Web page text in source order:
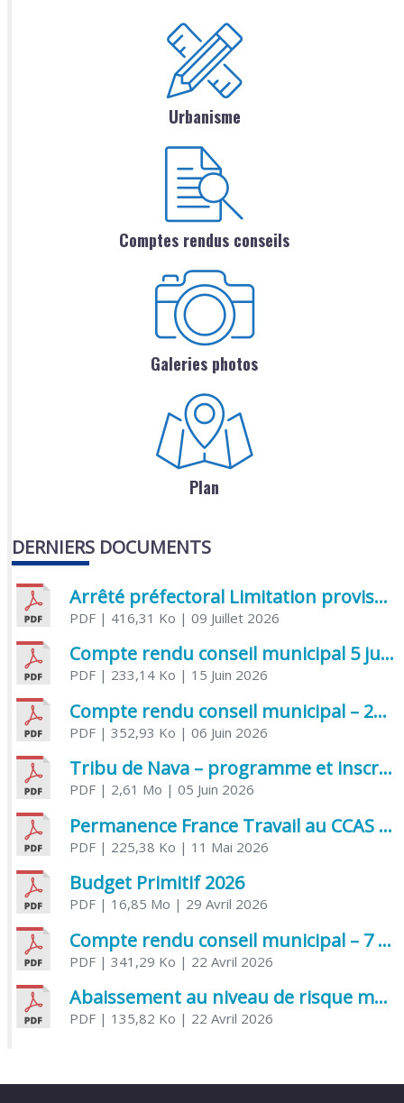
Urbanisme
Comptes rendus conseils
Galeries photos
Plan
DERNIERS DOCUMENTS
Arrêté préfectoral Limitation provisoire des usages de l’eau
PDF| 416,31 Ko | 09 Juillet 2026
Compte rendu conseil municipal 5 juin 2026 sénatoriale
PDF| 233,14 Ko | 15 Juin 2026
Compte rendu conseil municipal – 21 avril 2026
PDF| 352,93 Ko | 06 Juin 2026
Tribu de Nava – programme et inscriptions été 2026
PDF| 2,61 Mo | 05 Juin 2026
Permanence France Travail au CCAS de Saujon Juin 2026
PDF| 225,38 Ko | 11 Mai 2026
Budget Primitif 2026
PDF| 16,85 Mo | 29 Avril 2026
Compte rendu conseil municipal – 7 avril 2026
PDF| 341,29 Ko | 22 Avril 2026
Abaissement au niveau de risque modéré de l’Influenza aviaire
PDF| 135,82 Ko | 22 Avril 2026